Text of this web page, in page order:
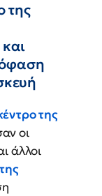
της
της
οι
άλλοι